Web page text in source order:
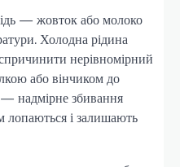
— жовток або молоко
Холодна рідина
нерівномірний
або вінчиком до
— надмірне збивання
лопаються і залишають